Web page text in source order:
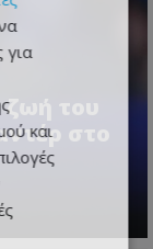
του
στο
για
και